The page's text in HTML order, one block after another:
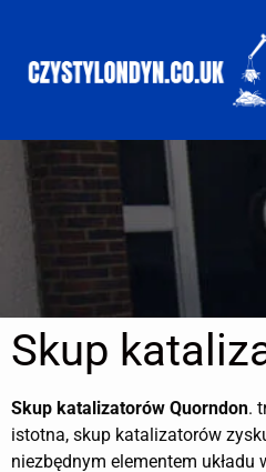
Skup
Skup katalizatorów Quorndon.
istotna, skup katalizatorów
niezbędnym elementem